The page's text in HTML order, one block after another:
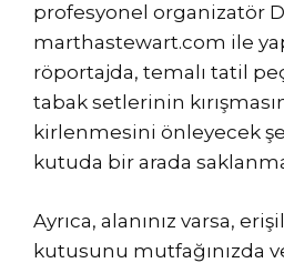
profesyonel organizatör
marthastewart.com ile
röportajda, temalı tatil
tabak setlerinin
kirlenmesini önleyecek
kutuda bir arada
Ayrıca, alanınız varsa,
kutusunu mutfağınızda